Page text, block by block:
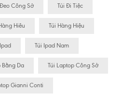
Công Sở Túi Đi Tiệc
Hiêu Túi Hàng Hiệu
Túi Ipad Nam
Bằng Da Túi Laptop Công Sở
Gianni Conti